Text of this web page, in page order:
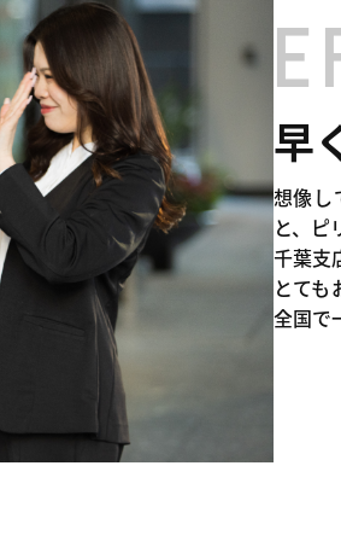
早
想像し
と、ピ
千葉支
とて
全国で